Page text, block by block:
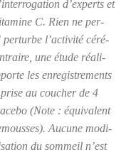
d’experts et
C. Rien ne per­
per­turbe l’activité céré­
une étude réa­li­
les enre­gis­tre­ments
au cou­cher de 4
(Note : équi­valent
. Aucune modi­
du som­meil n’est